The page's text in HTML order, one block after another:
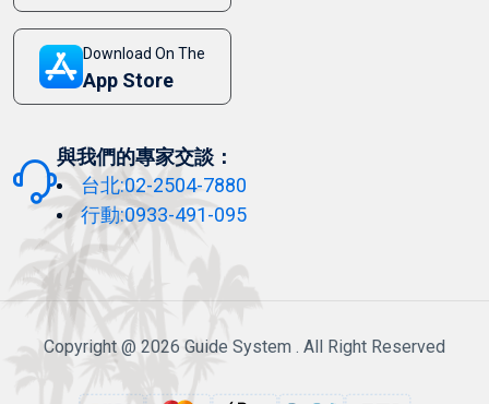
Download On The
App Store
與我們的專家交談：
台北:02-2504-7880
行動:0933-491-095
Copyright @ 2026 Guide System . All Right Reserved